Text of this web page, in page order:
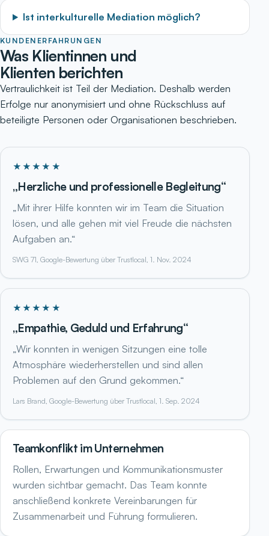
Ist interkulturelle Mediation möglich?
KUNDENERFAHRUNGEN
Was Klientinnen und
Klienten berichten
Vertraulichkeit ist Teil der Mediation. Deshalb werden
Erfolge nur anonymisiert und ohne Rückschluss auf
beteiligte Personen oder Organisationen beschrieben.
★★★★★
„Herzliche und professionelle Begleitung“
„Mit ihrer Hilfe konnten wir im Team die Situation
lösen, und alle gehen mit viel Freude die nächsten
Aufgaben an.“
SWG 71, Google-Bewertung über Trustlocal, 1. Nov. 2024
★★★★★
„Empathie, Geduld und Erfahrung“
„Wir konnten in wenigen Sitzungen eine tolle
Atmosphäre wiederherstellen und sind allen
Problemen auf den Grund gekommen.“
Lars Brand, Google-Bewertung über Trustlocal, 1. Sep. 2024
Teamkonflikt im Unternehmen
Rollen, Erwartungen und Kommunikationsmuster
wurden sichtbar gemacht. Das Team konnte
anschließend konkrete Vereinbarungen für
Zusammenarbeit und Führung formulieren.